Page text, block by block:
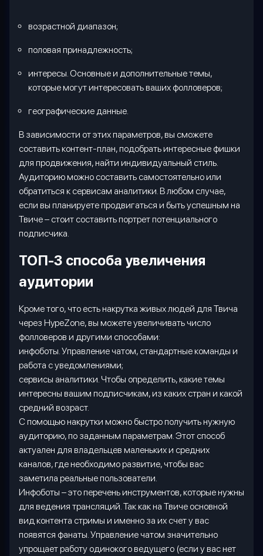
возрастной диапазон;
половая принадлежность;
интересы. Основные и дополнительные темы,
которые могут интересовать ваших фолловеров;
географические данные.
В зависимости от этих параметров, вы сможете
составить контент-план, подобрать интересные фишки
для продвижения, найти индивидуальный стиль.
Аудиторию можно составить самостоятельно или
обратиться к сервисам аналитики. В любом случае,
если вы планируете продвигаться и быть успешным на
Твиче – стоит составить портрет потенциального
подписчика.
ТОП-3 способа увеличения
аудитории
Кроме того, что есть накрутка живых людей для Твича
через HypeZone, вы можете увеличивать число
фолловеров и другими способами:
инфоботы. Управление чатом, стандартные команды и
работа с уведомлениями;
сервисы аналитики. Чтобы определить, какие темы
интересны вашим подписчикам, из каких стран и какой
средний возраст.
С помощью накрутки можно быстро получить нужную
аудиторию, по заданным параметрам. Этот способ
актуален для владельцев маленьких и средних
каналов, где необходимо развитие, чтобы вас
заметила реальные пользователи.
Инфоботы – это перечень инструментов, которые нужны
для ведения трансляций. Так как на Твиче основной
вид контента стримы и именно за их счет у вас
появятся фанаты. Управление чатом значительно
упрощает работу одинокого ведущего (если у вас нет